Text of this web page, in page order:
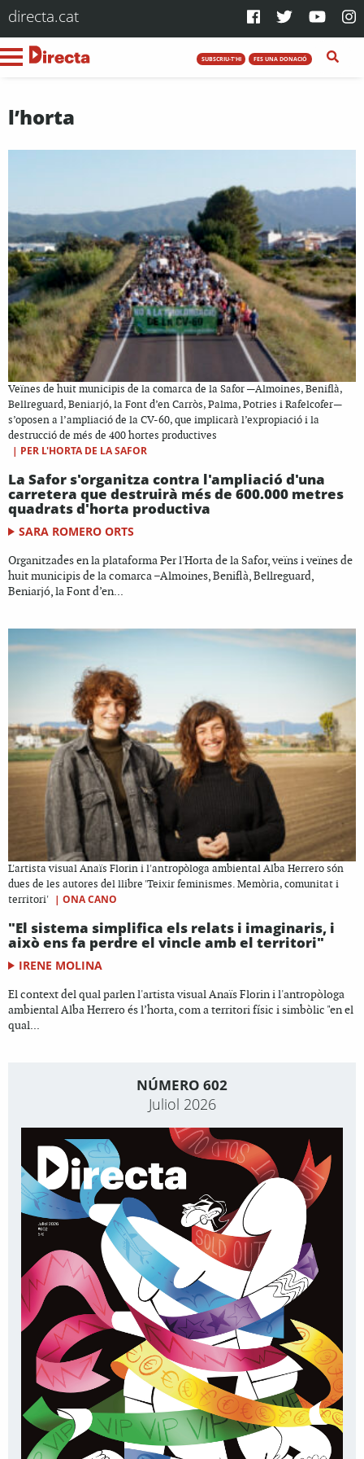
directa.cat
SUBSCRIU-T'HI FES UNA DONACIÓ
l’horta
Veïnes de huit municipis de la comarca de la Safor —Almoines, Beniflà,
Bellreguard, Beniarjó, la Font d’en Carròs, Palma, Potries i Rafelcofer—
s’oposen a l’ampliació de la CV-60, que implicarà l’expropiació i la
destrucció de més de 400 hortes productives
| PER L'HORTA DE LA SAFOR
La Safor s'organitza contra l'ampliació d'una
carretera que destruirà més de 600.000 metres
quadrats d'horta productiva
SARA ROMERO ORTS
Organitzades en la plataforma Per l'Horta de la Safor, veïns i veïnes de
huit municipis de la comarca –Almoines, Beniflà, Bellreguard,
Beniarjó, la Font d’en...
L'artista visual Anaïs Florin i l'antropòloga ambiental Alba Herrero són
dues de les autores del llibre 'Teixir feminismes. Memòria, comunitat i
territori' | ONA CANO
"El sistema simplifica els relats i imaginaris, i
això ens fa perdre el vincle amb el territori"
IRENE MOLINA
El context del qual parlen l'artista visual Anaïs Florin i l'antropòloga
ambiental Alba Herrero és l’horta, com a territori físic i simbòlic "en el
qual...
NÚMERO 602
Juliol 2026